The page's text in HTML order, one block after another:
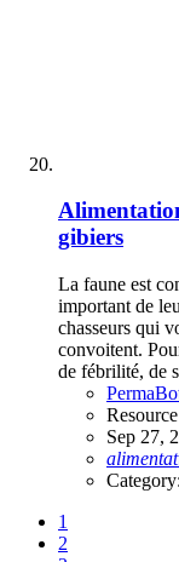
gibiers
La faune est
important de
chasseurs qui
convoitent.
de fébrilité, de
Resource
Sep 27,
Category:
1
2